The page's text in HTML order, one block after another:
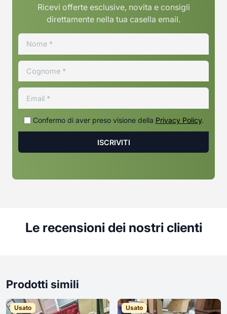
Ricevi offerte esclusive, novita e consigli
direttamente nella tua casella email.
Confermo di aver preso visione della Privacy Policy.
Le recensioni dei nostri clienti
Prodotti simili
Usato Usato